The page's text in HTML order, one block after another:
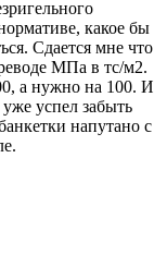
какое бы
Сдается мне что
МПа в тс/м2.
а нужно на 100. И
успел забыть
напутано с